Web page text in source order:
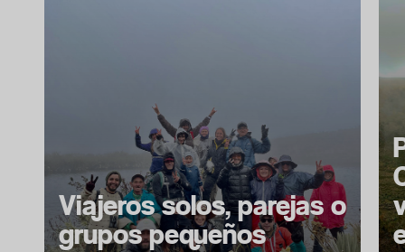
Viajeros solos, parejas o
grupos pequeños